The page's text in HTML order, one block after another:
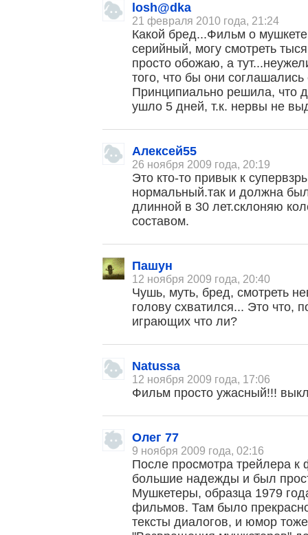
losh@dka
21 февраля 2010 года, 21:24
Какой бред...Фильм о
серийный, могу смотреть
просто обожаю, а
того, что бы они
Принципиально решила, что
ушло 5 дней, т.к. нервы не
Алексей55
26 ноября 2009 года, 20:19
Это кто-то привык к
нормальный.так и должна
длинной в 30 лет.склоняю
составом.
Пашун
12 ноября 2009 года, 20:40
Чушь, муть, бред, смотреть
голову схватился... Это что,
играющих что ли?
Natussa
12 ноября 2009 года, 17:06
Фильм просто ужасный!!!
Олег 77
9 ноября 2009 года, 02:16
После просмотра трейлера к
большие надежды и был
Мушкетеры, образца 1979
фильмов. Там было
тексты диалогов, и юмор